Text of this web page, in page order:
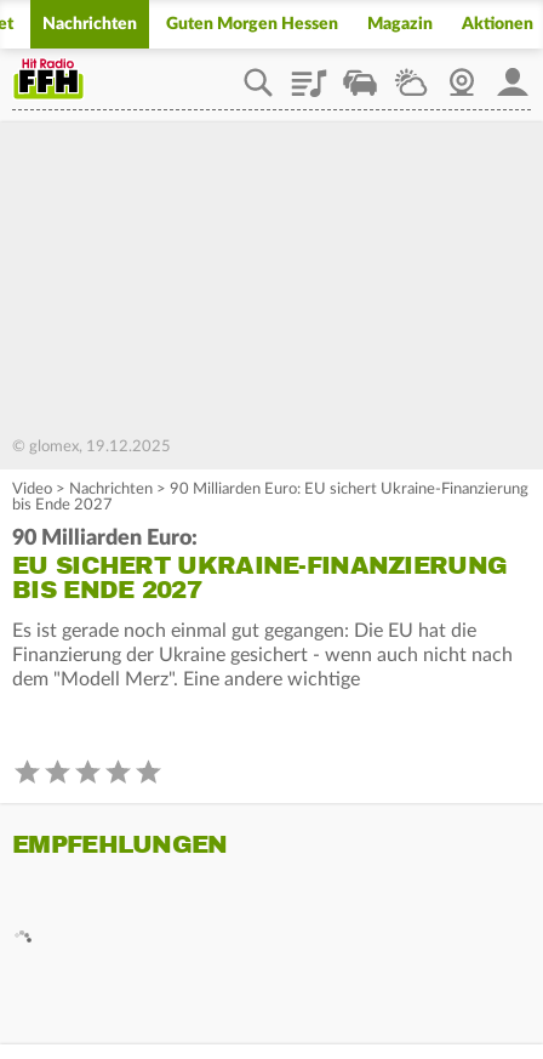
Nachrichten Guten Morgen Hessen Magazin Aktionen
PlaylistStaupilotWetterWebcam
© glomex, 19.12.2025
Video > Nachrichten > 90 Milliarden Euro: EU sichert Ukraine-Finanzierung
bis Ende 2027
90 Milliarden Euro:
EU SICHERT UKRAINE-FINANZIERUNG
BIS ENDE 2027
Es ist gerade noch einmal gut gegangen: Die EU hat die
Finanzierung der Ukraine gesichert - wenn auch nicht nach
dem "Modell Merz". Eine andere wichtige
EMPFEHLUNGEN